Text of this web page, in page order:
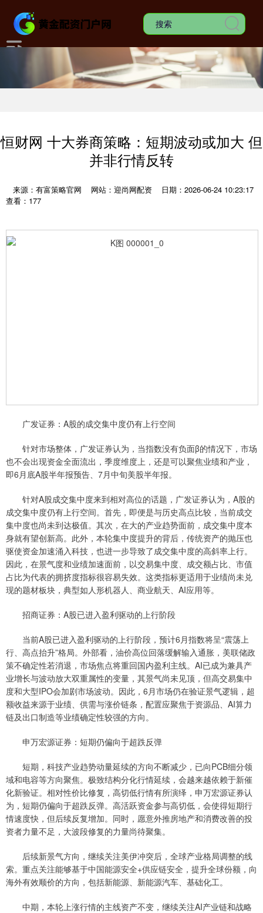
恒财网 十大券商策略：短期波动或加大 但
并非行情反转
来源：有富策略官网 网站：迎尚网配资
日期：2026-06-24 10:23:17
查看：177
广发证券：A股的成交集中度仍有上行空间
针对市场整体，广发证券认为，当指数没有负面β的情况下，市场
也不会出现资金全面流出，季度维度上，还是可以聚焦业绩和产业，
即6月底A股半年报预告、7月中旬美股半年报。
针对A股成交集中度来到相对高位的话题，广发证券认为，A股的
成交集中度仍有上行空间。首先，即便是与历史高点比较，当前成交
集中度也尚未到达极值。其次，在大的产业趋势面前，成交集中度本
身就有望创新高。此外，本轮集中度提升的背后，传统资产的抛压也
驱使资金加速涌入科技，也进一步导致了成交集中度的高斜率上行。
因此，在景气度和业绩加速面前，以交易集中度、成交额占比、市值
占比为代表的拥挤度指标很容易失效。这类指标更适用于业绩尚未兑
现的题材板块，典型如人形机器人、商业航天、AI应用等。
招商证券：A股已进入盈利驱动的上行阶段
当前A股已进入盈利驱动的上行阶段，预计6月指数将呈“震荡上
行、高点抬升”格局。外部看，油价高位回落缓解输入通胀，美联储政
策不确定性若消退，市场焦点将重回国内盈利主线。AI已成为兼具产
业增长与波动放大双重属性的变量，其景气尚未见顶，但高交易集中
度和大型IPO会加剧市场波动。因此，6月市场仍在验证景气逻辑，超
额收益来源于业绩、供需与涨价链条，配置应聚焦于资源品、AI算力
链及出口制造等业绩确定性较强的方向。
申万宏源证券：短期仍偏向于超跌反弹
短期，科技产业趋势动量延续的方向不断减少，已向PCB细分领
域和电容等方向聚焦。极致结构分化行情延续，会越来越依赖于新催
化新验证。相对性价比修复，高切低行情有所演绎，申万宏源证券认
为，短期仍偏向于超跌反弹。高活跃资金参与高切低，会使得短期行
情速度快，但后续反复增加。同时，愿意外推房地产和消费改善的投
资者力量不足，大波段修复的力量尚待聚集。
后续新景气方向，继续关注美伊冲突后，全球产业格局调整的线
索。重点关注能够基于中国能源安全+供应链安全，提升全球份额，向
海外有效顺价的方向，包括新能源、新能源汽车、基础化工。
中期，本轮上涨行情的主线资产不变，继续关注AI产业链和战略